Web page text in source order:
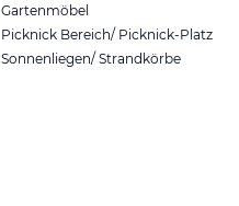
Gartenmöbel
Picknick Bereich/ Picknick-Platz
Sonnenliegen/ Strandkörbe